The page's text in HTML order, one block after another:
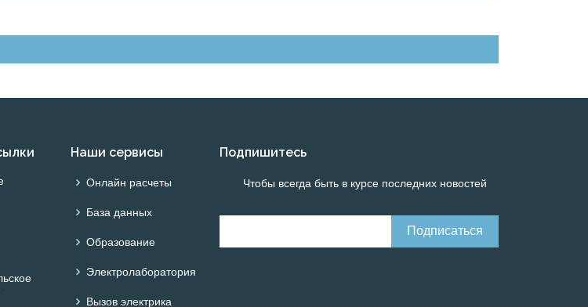
Наши сервисы
Онлайн расчеты
База данных
Образование
Электролаборатория
Вызов электрика
Подпишитесь
Чтобы всегда быть в курсе последних новостей